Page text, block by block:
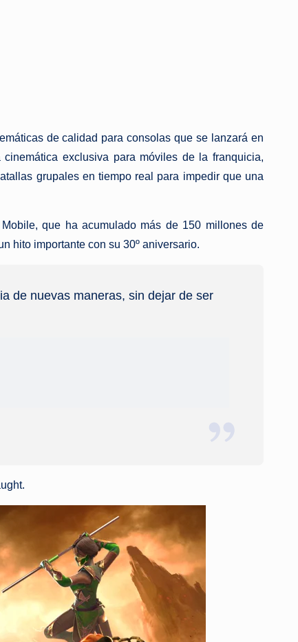
de calidad para consolas que se lanzará en
exclusiva para móviles de la franquicia,
grupales en tiempo real para impedir que una
que ha acumulado más de 150 millones de
hito importante con su 30º aniversario.
de nuevas maneras, sin dejar de ser